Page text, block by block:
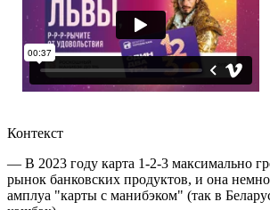
Контекст
— В 2023 году карта 1-2-3 максимально
рынок банковских продуктов, и она
амплуа "карты с манибэком" (так в